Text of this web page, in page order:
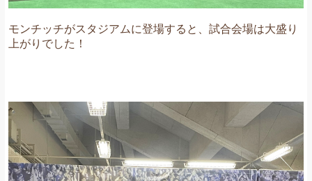
モンチッチがスタジアムに登場すると、試合会場は大盛り
上がりでした！